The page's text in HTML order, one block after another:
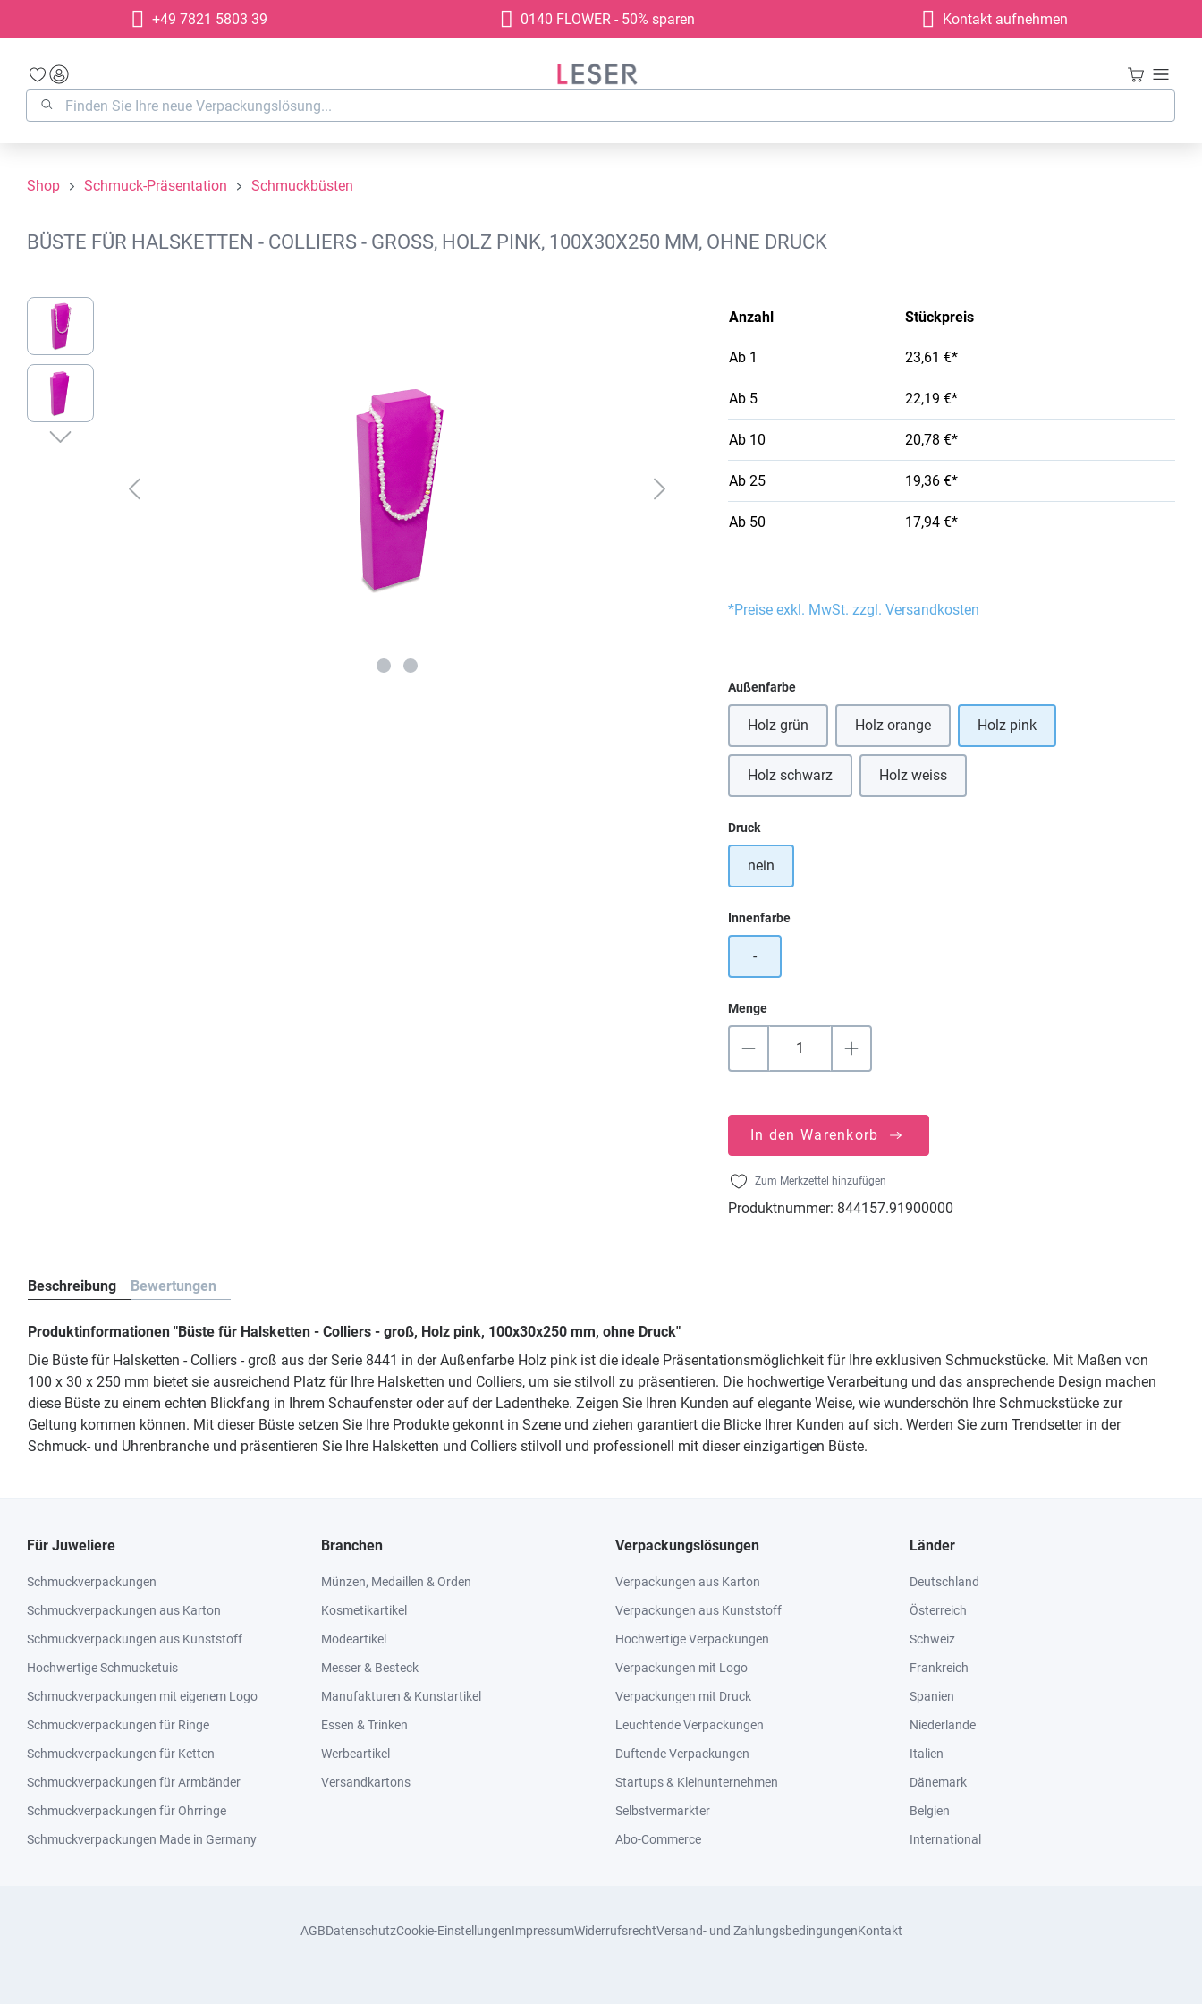
Zur Hauptnavigation springen
+49 7821 5803 39 0140 FLOWER - 50% sparen Kontakt aufnehmen
Shop Schmuck-Präsentation Schmuckbüsten
BÜSTE FÜR HALSKETTEN - COLLIERS - GROSS, HOLZ PINK, 100X30X250 MM, OHNE DRUCK
Bildergalerie überspringen
Anzahl Stückpreis
Ab 1 23,61 €*
Ab 5 22,19 €*
Ab 10 20,78 €*
Ab 25 19,36 €*
Ab 50 17,94 €*
*Preise exkl. MwSt. zzgl. Versandkosten
Außenfarbeauswählen
Holz grün Holz orange Holz pink
Holz schwarz Holz weiss
Druckauswählen
nein
Innenfarbeauswählen
-
Menge
In den Warenkorb
Zum Merkzettel hinzufügen
Produktnummer: 844157.91900000
Beschreibung Bewertungen
Produktinformationen "Büste für Halsketten - Colliers - groß, Holz pink, 100x30x250 mm, ohne Druck"
Die Büste für Halsketten - Colliers - groß aus der Serie 8441 in der Außenfarbe Holz pink ist die ideale Präsentationsmöglichkeit für Ihre exklusiven Schmuckstücke. Mit Maßen von
100 x 30 x 250 mm bietet sie ausreichend Platz für Ihre Halsketten und Colliers, um sie stilvoll zu präsentieren. Die hochwertige Verarbeitung und das ansprechende Design machen
diese Büste zu einem echten Blickfang in Ihrem Schaufenster oder auf der Ladentheke. Zeigen Sie Ihren Kunden auf elegante Weise, wie wunderschön Ihre Schmuckstücke zur
Geltung kommen können. Mit dieser Büste setzen Sie Ihre Produkte gekonnt in Szene und ziehen garantiert die Blicke Ihrer Kunden auf sich. Werden Sie zum Trendsetter in der
Schmuck- und Uhrenbranche und präsentieren Sie Ihre Halsketten und Colliers stilvoll und professionell mit dieser einzigartigen Büste.
Für Juweliere
Schmuckverpackungen
Schmuckverpackungen aus Karton
Schmuckverpackungen aus Kunststoff
Hochwertige Schmucketuis
Schmuckverpackungen mit eigenem Logo
Schmuckverpackungen für Ringe
Schmuckverpackungen für Ketten
Schmuckverpackungen für Armbänder
Schmuckverpackungen für Ohrringe
Schmuckverpackungen Made in Germany
Branchen
Münzen, Medaillen & Orden
Kosmetikartikel
Modeartikel
Messer & Besteck
Manufakturen & Kunstartikel
Essen & Trinken
Werbeartikel
Versandkartons
Verpackungslösungen
Verpackungen aus Karton
Verpackungen aus Kunststoff
Hochwertige Verpackungen
Verpackungen mit Logo
Verpackungen mit Druck
Leuchtende Verpackungen
Duftende Verpackungen
Startups & Kleinunternehmen
Selbstvermarkter
Abo-Commerce
Länder
Deutschland
Österreich
Schweiz
Frankreich
Spanien
Niederlande
Italien
Dänemark
Belgien
International
AGBDatenschutzCookie-EinstellungenImpressumWiderrufsrechtVersand- und ZahlungsbedingungenKontakt